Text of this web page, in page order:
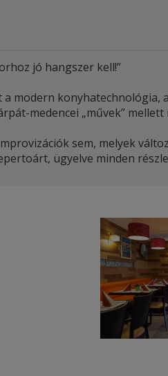
jó hangszer kell!”
modern
medencei „művek”
sem, melyek
ügyelve minden